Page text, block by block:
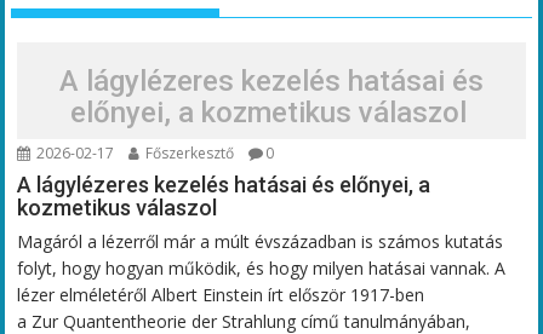
A lágylézeres kezelés hatásai és
előnyei, a kozmetikus válaszol
2026-02-17 Főszerkesztő 0
A lágylézeres kezelés hatásai és előnyei, a
kozmetikus válaszol
Magáról a lézerről már a múlt évszázadban is számos kutatás
folyt, hogy hogyan működik, és hogy milyen hatásai vannak. A
lézer elméletéről Albert Einstein írt először 1917-ben
a Zur Quantentheorie der Strahlung című tanulmányában,